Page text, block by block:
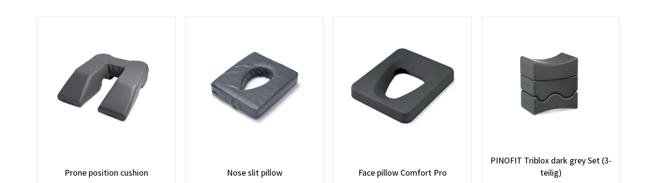
PINOFIT Triblox dark grey Set (3-
teilig)
Face pillow Comfort Pro
Nose slit pillow
Prone position cushion